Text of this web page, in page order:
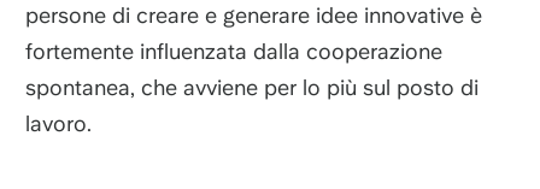
persone di creare e generare idee innovative è
fortemente influenzata dalla cooperazione
spontanea, che avviene per lo più sul posto di
lavoro.